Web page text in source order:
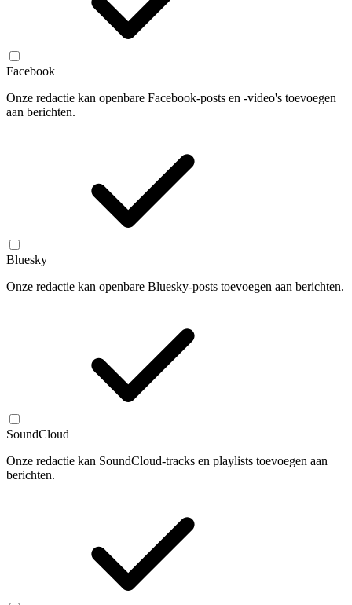
Facebook
Onze redactie kan openbare Facebook-posts en -video's toevoegen
aan berichten.
Bluesky
Onze redactie kan openbare Bluesky-posts toevoegen aan berichten.
SoundCloud
Onze redactie kan SoundCloud-tracks en playlists toevoegen aan
berichten.